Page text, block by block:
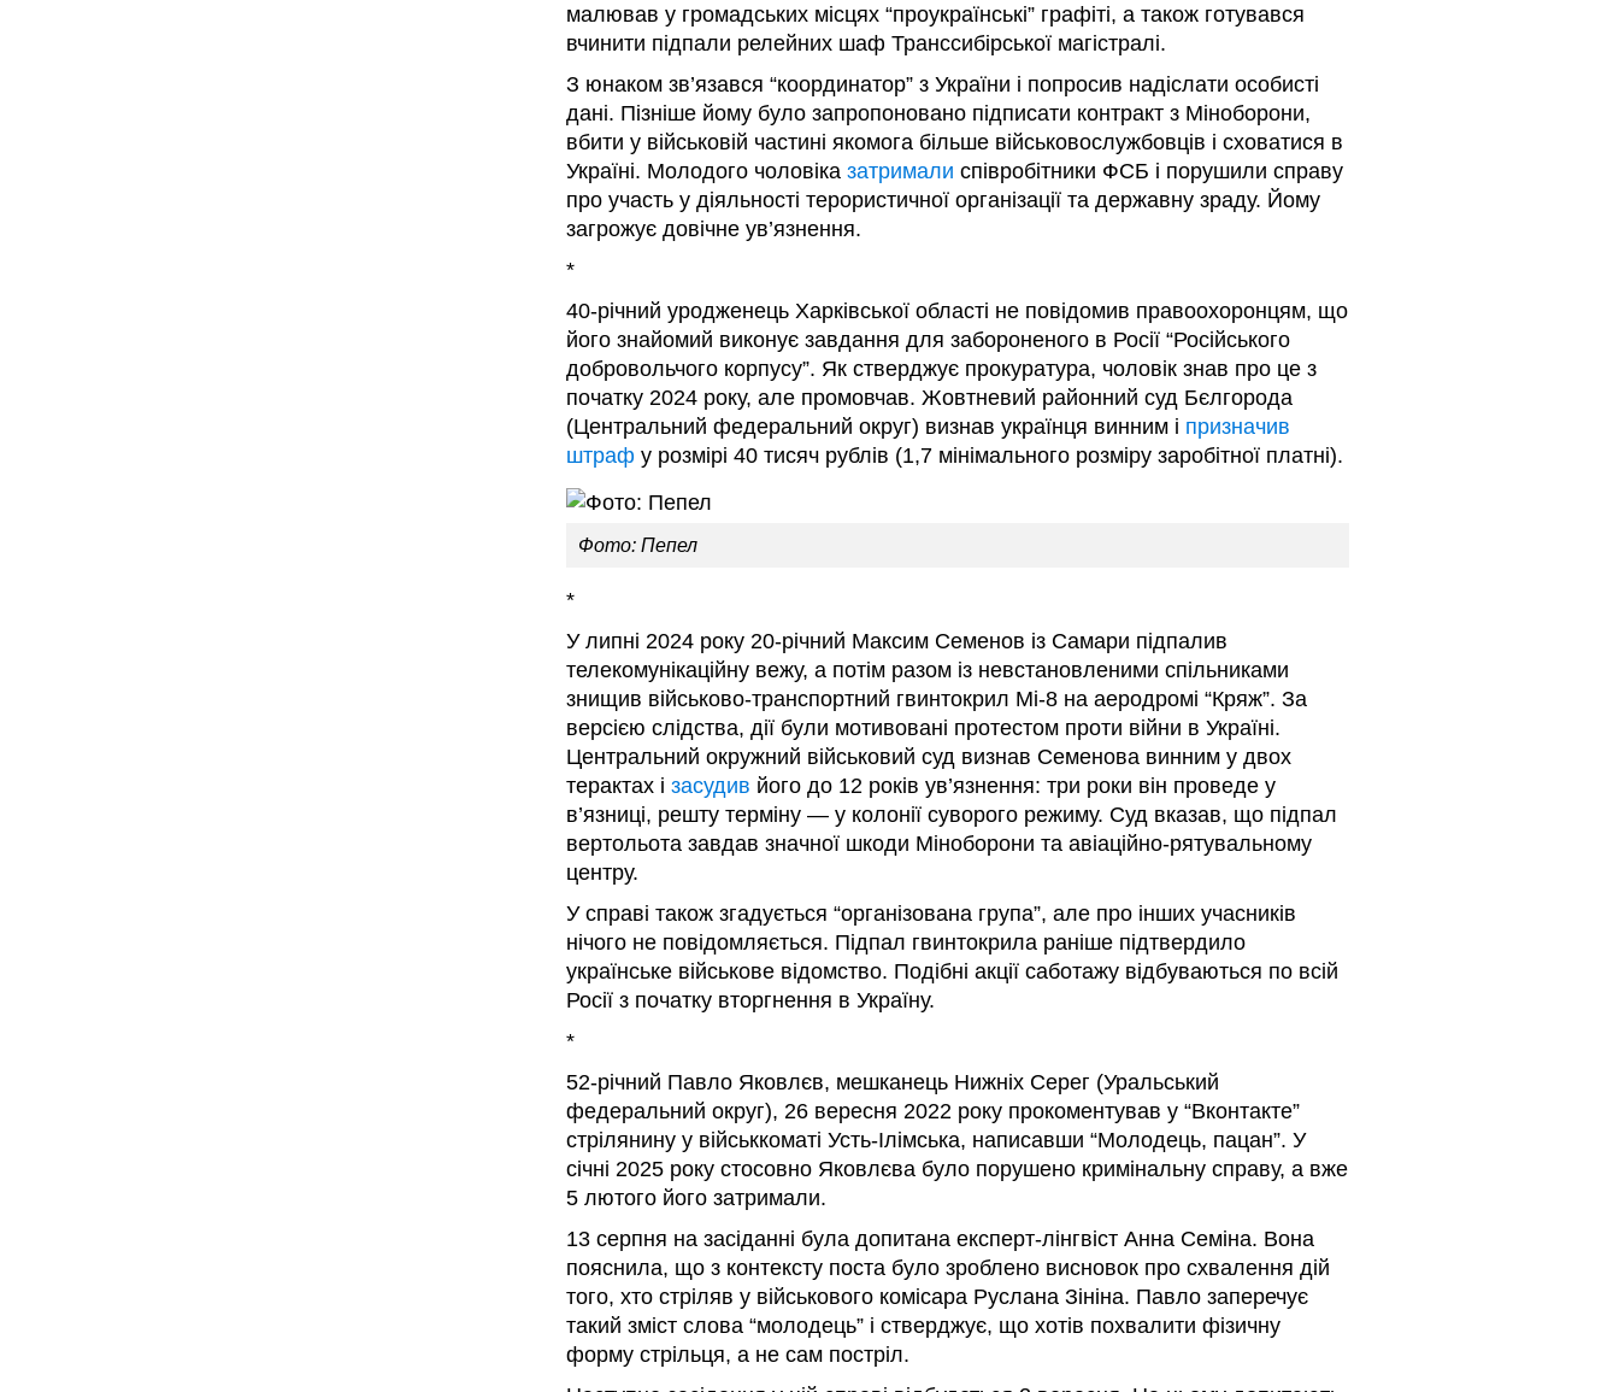
малював у громадських місцях “проукраїнські” графіті, а також готувався
вчинити підпали релейних шаф Транссибірської магістралі.
З юнаком зв’язався “координатор” з України і попросив надіслати особисті
дані. Пізніше йому було запропоновано підписати контракт з Міноборони,
вбити у військовій частині якомога більше військовослужбовців і сховатися в
Україні. Молодого чоловіка затримали співробітники ФСБ і порушили справу
про участь у діяльності терористичної організації та державну зраду. Йому
загрожує довічне ув’язнення.
*
40-річний уродженець Харківської області не повідомив правоохоронцям, що
його знайомий виконує завдання для забороненого в Росії “Російського
добровольчого корпусу”. Як стверджує прокуратура, чоловік знав про це з
початку 2024 року, але промовчав. Жовтневий районний суд Бєлгорода
(Центральний федеральний округ) визнав українця винним і призначив
штраф у розмірі 40 тисяч рублів (1,7 мінімального розміру заробітної платні).
Фото: Пепел
*
У липні 2024 року 20-річний Максим Семенов із Самари підпалив
телекомунікаційну вежу, а потім разом із невстановленими спільниками
знищив військово-транспортний гвинтокрил Мі-8 на аеродромі “Кряж”. За
версією слідства, дії були мотивовані протестом проти війни в Україні.
Центральний окружний військовий суд визнав Семенова винним у двох
терактах і засудив його до 12 років ув’язнення: три роки він проведе у
в’язниці, решту терміну — у колонії суворого режиму. Суд вказав, що підпал
вертольота завдав значної шкоди Міноборони та авіаційно-рятувальному
центру.
У справі також згадується “організована група”, але про інших учасників
нічого не повідомляється. Підпал гвинтокрила раніше підтвердило
українське військове відомство. Подібні акції саботажу відбуваються по всій
Росії з початку вторгнення в Україну.
*
52-річний Павло Яковлєв, мешканець Нижніх Серег (Уральський
федеральний округ), 26 вересня 2022 року прокоментував у “Вконтакте”
стрілянину у військкоматі Усть-Ілімська, написавши “Молодець, пацан”. У
січні 2025 року стосовно Яковлєва було порушено кримінальну справу, а вже
5 лютого його затримали.
13 серпня на засіданні була допитана експерт-лінгвіст Анна Семіна. Вона
пояснила, що з контексту поста було зроблено висновок про схвалення дій
того, хто стріляв у військового комісара Руслана Зініна. Павло заперечує
такий зміст слова “молодець” і стверджує, що хотів похвалити фізичну
форму стрільця, а не сам постріл.